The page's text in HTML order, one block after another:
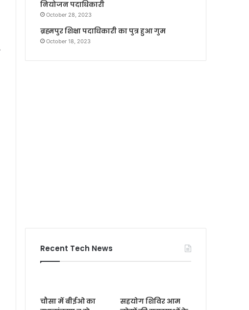
नियोजन पदाधिकारी
October 28, 2023
ब्रह्मपुर शिक्षा पदाधिकारी का पुत्र हुआ गुम
October 18, 2023
Recent Tech News
चौसा में बीईओ का
सहयोग शिविर आम